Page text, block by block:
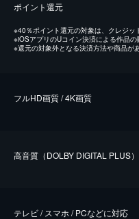
ポイント還元
※40％ポイント還元の対象は、クレジッ
※iOSアプリのUコイン決済による作品
※還元の対象外となる決済方法や商品が
フルHD画質 / 4K画質
⾼⾳質（DOLBY DIGITAL PLUS）
テレビ / スマホ / PCなどに対応